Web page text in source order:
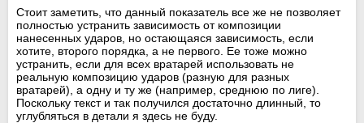
Стоит заметить, что данный показатель все же не позволяет
полностью устранить зависимость от композиции
нанесенных ударов, но остающаяся зависимость, если
хотите, второго порядка, а не первого. Ее тоже можно
устранить, если для всех вратарей использовать не
реальную композицию ударов (разную для разных
вратарей), а одну и ту же (например, среднюю по лиге).
Поскольку текст и так получился достаточно длинный, то
углубляться в детали я здесь не буду.